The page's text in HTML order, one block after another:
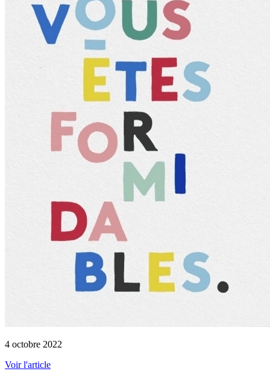
4 octobre 2022
Voir l'article